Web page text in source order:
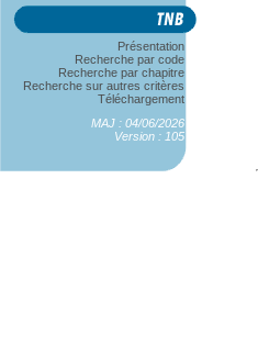
Présentation
Recherche par code
Recherche par chapitre
Recherche sur autres critères
Téléchargement
MAJ : 04/06/2026
Version : 105